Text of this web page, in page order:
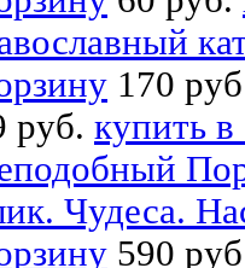
170
руб. купить в
Чудеса.
590